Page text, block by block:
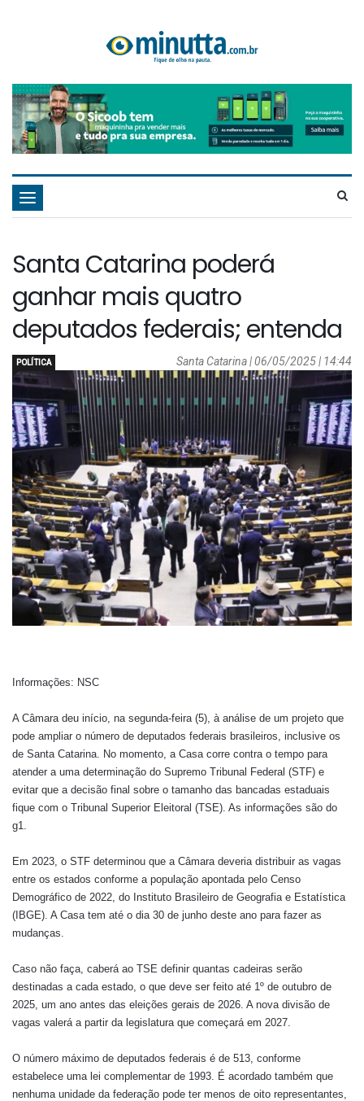
Navegação
Santa Catarina poderá
ganhar mais quatro
deputados federais; entenda
POLÍTICA Santa Catarina | 06/05/2025 | 14:44
Informações: NSC
A Câmara deu início, na segunda-feira (5), à análise de um projeto que
pode ampliar o número de deputados federais brasileiros, inclusive os
de Santa Catarina. No momento, a Casa corre contra o tempo para
atender a uma determinação do Supremo Tribunal Federal (STF) e
evitar que a decisão final sobre o tamanho das bancadas estaduais
fique com o Tribunal Superior Eleitoral (TSE). As informações são do
g1.
Em 2023, o STF determinou que a Câmara deveria distribuir as vagas
entre os estados conforme a população apontada pelo Censo
Demográfico de 2022, do Instituto Brasileiro de Geografia e Estatística
(IBGE). A Casa tem até o dia 30 de junho deste ano para fazer as
mudanças.
Caso não faça, caberá ao TSE definir quantas cadeiras serão
destinadas a cada estado, o que deve ser feito até 1º de outubro de
2025, um ano antes das eleições gerais de 2026. A nova divisão de
vagas valerá a partir da legislatura que começará em 2027.
O número máximo de deputados federais é de 513, conforme
estabelece uma lei complementar de 1993. É acordado também que
nenhuma unidade da federação pode ter menos de oito representantes,